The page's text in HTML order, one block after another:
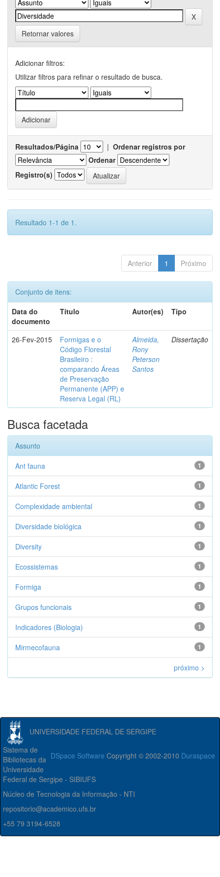
Retornar valores
Adicionar filtros:
Utilizar filtros para refinar o resultado de busca.
Resultados/Página | Ordenar registros por
Ordenar
Registro(s)
Resultado 1-1 de 1.
Anterior 1 Próximo
Conjunto de itens:
Data do
documento
Título Autor(es) Tipo
26-Fev-2015
Formigas e o
Código Florestal
Brasileiro :
comparando Áreas
de Preservação
Permanente (APP) e
Reserva Legal (RL)
Almeida,
Rony
Peterson
Santos
Dissertação
Busca facetada
Assunto
1
Ant fauna
1
Atlantic Forest
1
Complexidade ambiental
1
Diversidade biológica
1
Diversity
1
Ecossistemas
1
Formiga
1
Grupos funcionais
1
Indicadores (Biologia)
1
Mirmecofauna
próximo >
UNIVERSIDADE FEDERAL DE SERGIPE
DSpace Software Copyright © 2002-2010 Duraspace
Sistema de
Bibliotecas da
Universidade
Federal de Sergipe - SIBIUFS
Núcleo de Tecnologia da Informação - NTI
repositorio@academico.ufs.br
+55 79 3194-6528